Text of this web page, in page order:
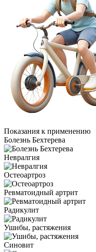
Показания к применению
Болезнь Бехтерева
Невралгия
Остеоартроз
Ревматоидный артрит
Радикулит
Ушибы, растяжения
Синовит